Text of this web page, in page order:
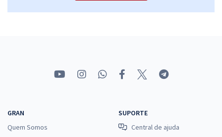
GRAN
Quem Somos
SUPORTE
Central de ajuda